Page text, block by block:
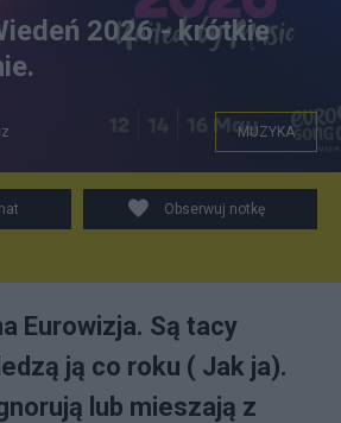
2026 - krótkie
MUZYKA
Obserwuj notkę
Eurowizja. Są tacy
ją co roku ( Jak ja).
lub mieszają z